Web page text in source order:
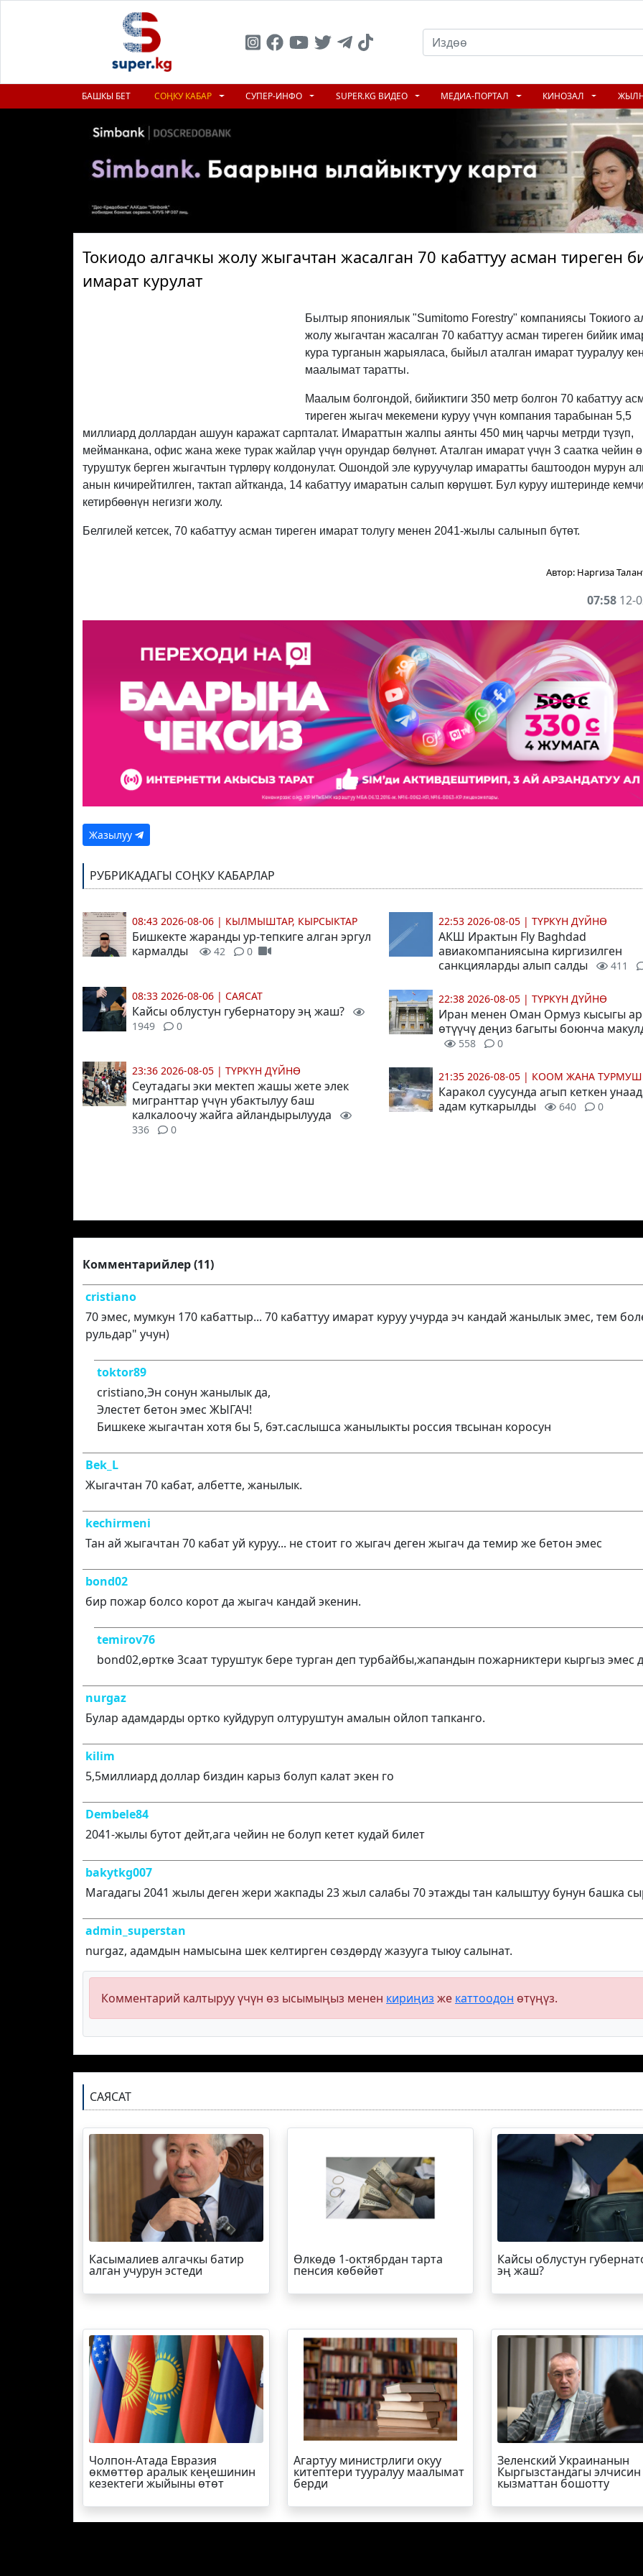
БАШКЫ БЕТ СОҢКУ КАБАР СУПЕР-ИНФО SUPER.KG ВИДЕО МЕДИА-ПОРТАЛ КИНОЗАЛ
Токиодо алгачкы жолу жыгачтан жасалган 70 кабаттуу асман тиреген
имарат курулат
Былтыр япониялык "Sumitomo Forestry" компаниясы Токиого
жолу жыгачтан жасалган 70 кабаттуу асман тиреген бийик
кура турганын жарыяласа, быйыл аталган имарат тууралуу
маалымат таратты.
Маалым болгондой, бийиктиги 350 метр болгон 70 кабаттуу
тиреген жыгач мекемени куруу үчүн компания тарабынан 5,5
миллиард доллардан ашуун каражат сарпталат. Имараттын жалпы аянты 450 миң чарчы метрди түзүп,
мейманкана, офис жана жеке турак жайлар үчүн орундар бөлүнөт. Аталган имарат үчүн 3 саатка чейин
туруштук берген жыгачтын түрлөрү колдонулат. Ошондой эле куруучулар имаратты баштоодон мурун
анын кичирейтилген, тактап айтканда, 14 кабаттуу имаратын салып көрүшөт. Бул куруу иштеринде
кетирбөөнүн негизги жолу.
Белгилей кетсек, 70 кабаттуу асман тиреген имарат толугу менен 2041-жылы салынып бүтөт.
Автор: Наргиза
07:5812-
Жазылуу
РУБРИКАДАГЫ СОҢКУ КАБАРЛАР
08:43 2026-08-06 | КЫЛМЫШТАР, КЫРСЫКТАР
Бишкекте жаранды ур-тепкиге алган эргул
кармалды
42 0
08:33 2026-08-06 | САЯСАТ
Кайсы облустун губернатору эң жаш?
1949 0
23:36 2026-08-05 | ТҮРКҮН ДҮЙНӨ
Сеутадагы эки мектеп жашы жете элек
мигранттар үчүн убактылуу баш
калкалоочу жайга айландырылууда
336 0
22:53 2026-08-05 | ТҮРКҮН ДҮЙНӨ
АКШ Ирактын Fly Baghdad
авиакомпаниясына киргизилген
санкцияларды алып салды
411
22:38 2026-08-05 | ТҮРКҮН ДҮЙНӨ
Иран менен Оман Ормуз кысыгы
өтүүчү деңиз багыты боюнча
558 0
21:35 2026-08-05 | КООМ ЖАНА ТУРМУШ
Каракол суусунда агып кеткен
адам куткарылды
640 0
Комментарийлер (11)
cristiano
70 эмес, мумкун 170 кабаттыр... 70 кабаттуу имарат куруу учурда эч кандай жанылык эмес, тем
рульдар" учун)
toktor89
cristiano,Эн сонун жанылык да,
Элестет бетон эмес ЖЫГАЧ!
Бишкеке жыгачтан хотя бы 5, 6эт.саслышса жанылыкты россия твсынан коросун
Bek_L
Жыгачтан 70 кабат, албетте, жанылык.
kechirmeni
Тан ай жыгачтан 70 кабат уй куруу... не стоит го жыгач деген жыгач да темир же бетон эмес
bond02
бир пожар болсо корот да жыгач кандай экенин.
temirov76
bond02,өрткө 3саат туруштук бере турган деп турбайбы,жапандын пожарниктери кыргыз эмес
nurgaz
Булар адамдарды ортко куйдуруп олтуруштун амалын ойлоп тапканго.
kilim
5,5миллиард доллар биздин карыз болуп калат экен го
Dembele84
2041-жылы бутот дейт,ага чейин не болуп кетет кудай билет
bakytkg007
Магадагы 2041 жылы деген жери жакпады 23 жыл салабы 70 этажды тан калыштуу бунун башка
admin_superstan
nurgaz, адамдын намысына шек келтирген сөздөрдү жазууга тыюу салынат.
Комментарий калтыруу үчүн өз ысымыңыз менен кириңиз же каттоодон өтүңүз.
САЯСАТ
Касымалиев алгачкы батир
алган учурун эстеди
Өлкөдө 1-октябрдан тарта
пенсия көбөйөт
Кайсы облустун
эң жаш?
Чолпон-Атада Евразия
өкмөттөр аралык кеңешинин
кезектеги жыйыны өтөт
Агартуу министрлиги окуу
китептери тууралуу маалымат
берди
Зеленский Украинанын
Кыргызстандагы элчисин
кызматтан бошотту